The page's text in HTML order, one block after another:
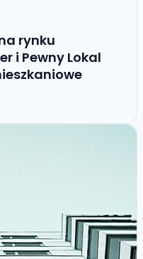
rynku
i Pewny Lokal